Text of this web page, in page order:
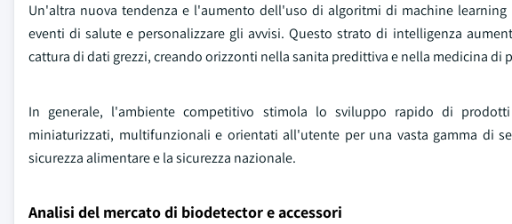
Un'altra nuova tendenza e l'aumento dell'uso di algoritmi di machine
eventi di salute e personalizzare gli avvisi. Questo strato di intelligenza
cattura di dati grezzi, creando orizzonti nella sanita predittiva e nella medicina di
In generale, l'ambiente competitivo stimola lo sviluppo rapido di
miniaturizzati, multifunzionali e orientati all'utente per una vasta gamma di
sicurezza alimentare e la sicurezza nazionale.
Analisi del mercato di biodetector e accessori